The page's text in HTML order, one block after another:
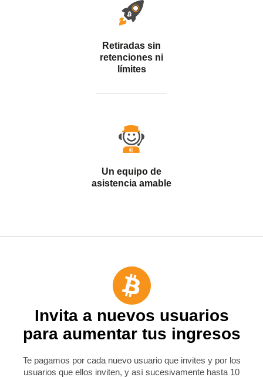
Retiradas sin
retenciones ni
límites
Un equipo de
asistencia amable
Invita a nuevos usuarios
para aumentar tus ingresos
Te pagamos por cada nuevo usuario que invites y por los
usuarios que ellos inviten, y así sucesivamente hasta 10